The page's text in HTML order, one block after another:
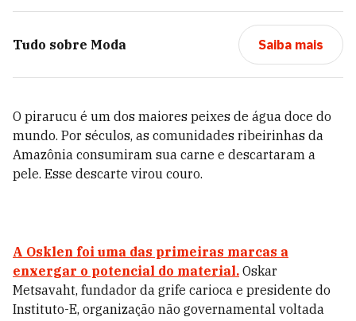
Tudo sobre Moda Saiba mais
O pirarucu é um dos maiores peixes de água doce do
mundo. Por séculos, as comunidades ribeirinhas da
Amazônia consumiram sua carne e descartaram a
pele. Esse descarte virou couro.
A Osklen foi uma das primeiras marcas a
enxergar o potencial do material. Oskar
Metsavaht, fundador da grife carioca e presidente do
Instituto-E, organização não governamental voltada